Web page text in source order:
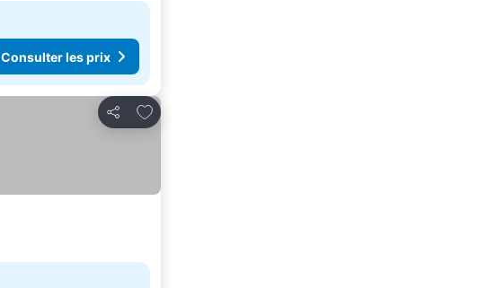
Consulter les prix
Partager
Ajouter à mes favoris